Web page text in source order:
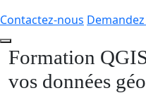
Contactez-nous
Formation
vos données